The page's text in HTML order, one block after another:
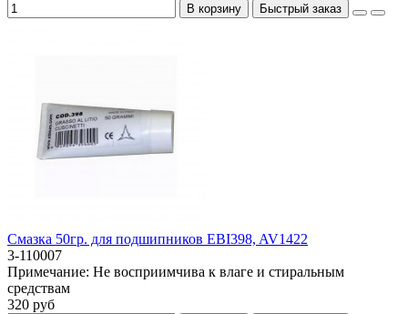
В корзину Быстрый заказ
Смазка 50гр. для подшипников EBI398, AV1422
3-110007
Примечание: Не восприимчива к влаге и стиральным
средствам
320 руб